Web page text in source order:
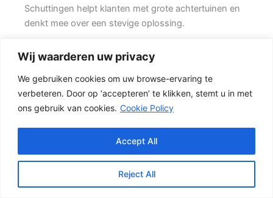
Wij waarderen uw privacy
We gebruiken cookies om uw browse-ervaring te
verbeteren. Door op ‘accepteren’ te klikken, stemt u in met
ons gebruik van cookies. Cookie Policy
Reject All
Accept All
Schuttingen helpt klanten met grote achtertuinen en
denkt mee over een stevige oplossing.
De juiste erfafscheiding begint met een goed plan.
Wilt u zo min mogelijk onderhoud, dan is een
betonschutting of hout-beton combinatie vaak een
slimme keuze. Daarbij spelen ook zaken mee zoals
windbelasting, hoogteverschillen, grondsoort,
erfgrens en de bereikbaarheid van de tuin.
Schutting kiezen op basis van uitstraling en gebruik
Voor veel klanten is een hout-beton schutting de